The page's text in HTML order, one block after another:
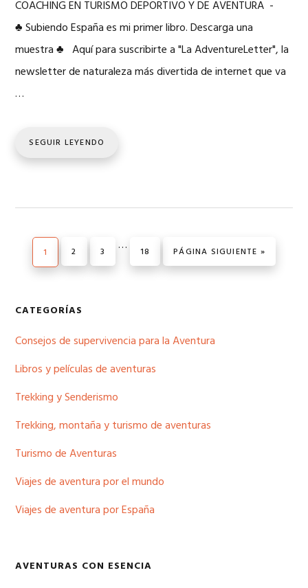
COACHING EN TURISMO DEPORTIVO Y DE AVENTURA -
♣ Subiendo España es mi primer libro. Descarga una
muestra ♣ Aquí para suscribirte a "La AdventureLetter", la
newsletter de naturaleza más divertida de internet que va
…
SEGUIR LEYENDO
PÁGINA
1 PÁGINA
2 PÁGINA
3
Páginas
intermedias
… PÁGINA
18 IR A LA
PÁGINA SIGUIENTE »
Barra
lateral
principal
CATEGORÍAS
Consejos de supervivencia para la Aventura
Libros y películas de aventuras
Trekking y Senderismo
Trekking, montaña y turismo de aventuras
Turismo de Aventuras
Viajes de aventura por el mundo
Viajes de aventura por España
AVENTURAS CON ESENCIA